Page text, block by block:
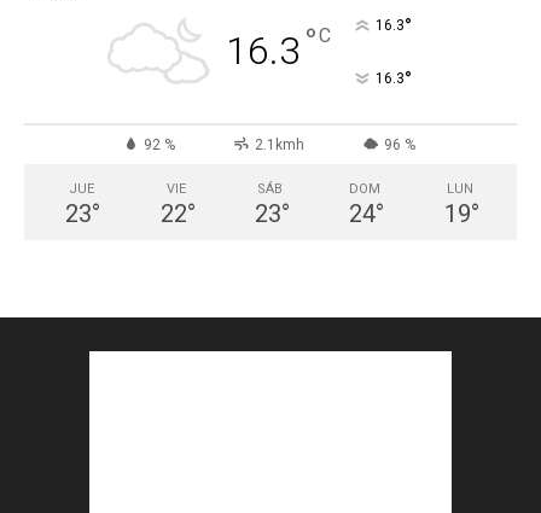
16.3 °C 16.3°
16.3°
92 % 2.1kmh 96 %
JUE
23°
VIE
22°
SÁB
23°
DOM
24°
LUN
19°